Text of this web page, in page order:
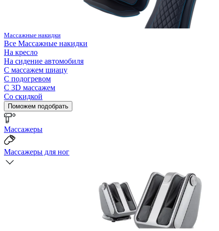
Массажные накидки
Все Массажные накидки
На кресло
На сидение автомобиля
С массажем шиацу
С подогревом
С 3D массажем
Со скидкой
Поможем подобрать
Массажеры
Массажеры для ног